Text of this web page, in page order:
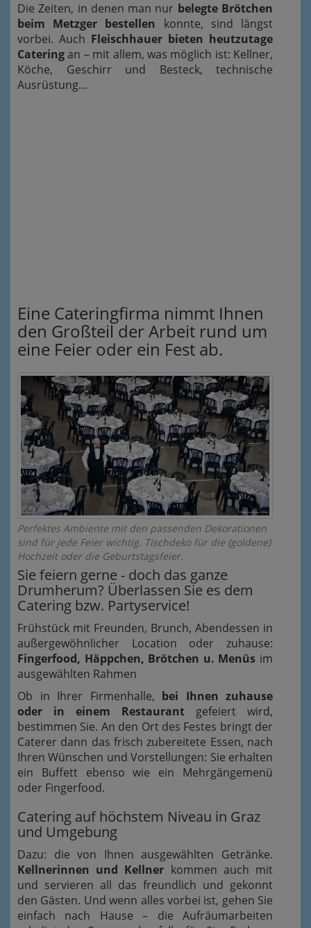
Die Zeiten, in denen man nur belegte Brötchen
beim Metzger bestellen konnte, sind längst
vorbei. Auch Fleischhauer bieten heutzutage
Cateringan – mit allem, was möglich ist: Kellner,
Köche, Geschirr und Besteck, technische
Ausrüstung…
Eine Cateringfirma nimmt Ihnen
den Großteil der Arbeit rund um
eine Feier oder ein Fest ab.
Perfektes Ambiente mit den passenden Dekorationen
sind für jede Feier wichtig. Tischdeko für die (goldene)
Hochzeit oder die Geburtstagsfeier.
Sie feiern gerne - doch das ganze
Drumherum? Überlassen Sie es dem
Catering bzw. Partyservice!
Frühstück mit Freunden, Brunch, Abendessen in
außergewöhnlicher Location oder zuhause:
Fingerfood, Häppchen, Brötchen u. Menüs im
ausgewählten Rahmen
Ob in Ihrer Firmenhalle, bei Ihnen zuhause
oder in einem Restaurant gefeiert wird,
bestimmen Sie. An den Ort des Festes bringt der
Caterer dann das frisch zubereitete Essen, nach
Ihren Wünschen und Vorstellungen: Sie erhalten
ein Buffett ebenso wie ein Mehrgängemenü
oder Fingerfood.
Catering auf höchstem Niveau in Graz
und Umgebung
Dazu: die von Ihnen ausgewählten Getränke.
Kellnerinnen und Kellner kommen auch mit
und servieren all das freundlich und gekonnt
den Gästen. Und wenn alles vorbei ist, gehen Sie
einfach nach Hause – die Aufräumarbeiten